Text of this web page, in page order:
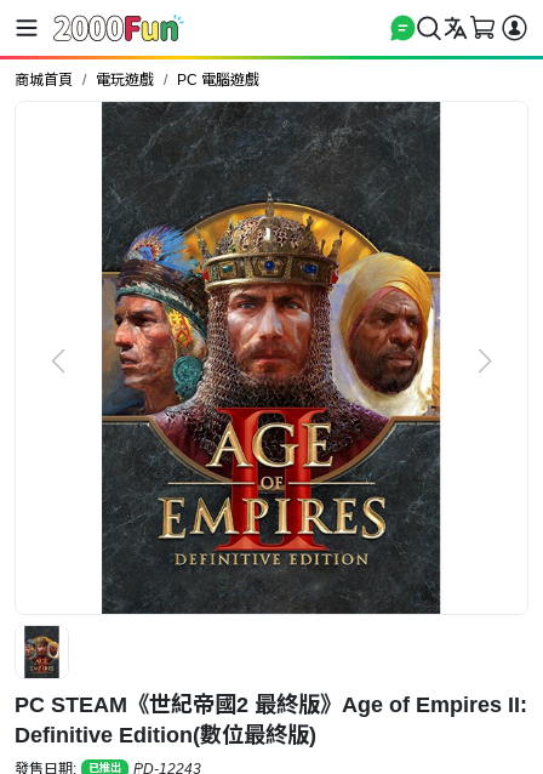
商城首頁 電玩遊戲 PC 電腦遊戲
PC STEAM《世紀帝國2 最終版》Age of Empires II:
Definitive Edition(數位最終版)
發售日期: 已推出 PD-12243